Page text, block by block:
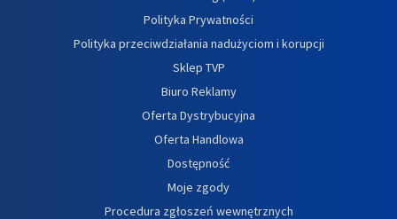
Polityka Prywatności
Polityka przeciwdziałania nadużyciom i korupcji
Sklep TVP
Biuro Reklamy
Oferta Dystrybucyjna
Oferta Handlowa
Dostępność
Moje zgody
Procedura zgłoszeń wewnętrznych